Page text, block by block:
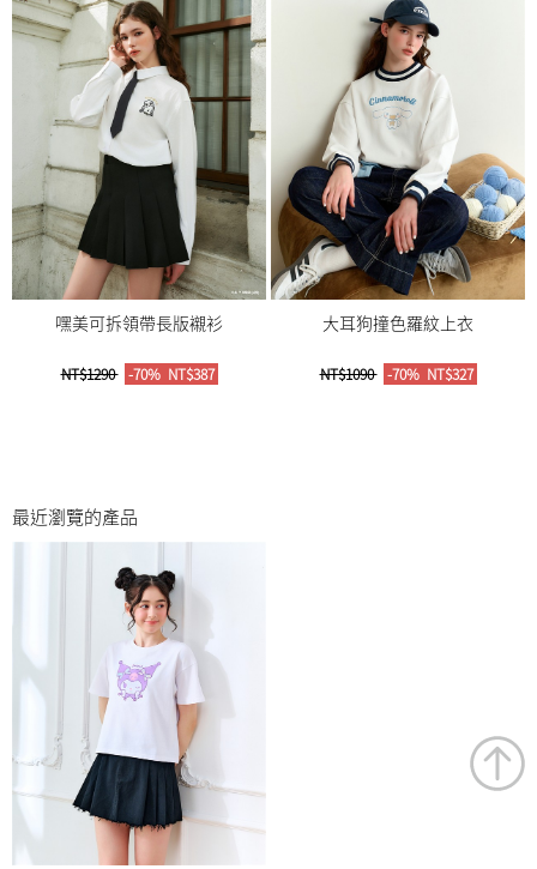
嘿美可拆領帶長版襯衫
NT$1290 -70% NT$387
大耳狗撞色羅紋上衣
NT$1090 -70% NT$327
最近瀏覽的產品